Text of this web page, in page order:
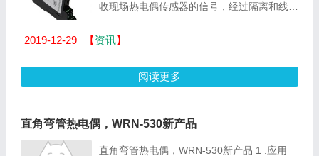
收现场热电偶传感器的信号，经过隔离和线性
双...
2019-12-29 【资讯】
阅读更多
直角弯管热电偶，WRN-530新产品
直角弯管热电偶，WRN-530新产品 1 .应用